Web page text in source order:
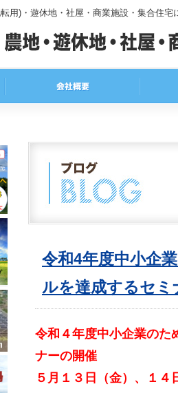
用)・遊休地・社屋・商業施設・集合住
令和4年度中小企
ルを達成するセミ
令和４年度中小企業のた
ナーの開催
５月１３日（金）、１４